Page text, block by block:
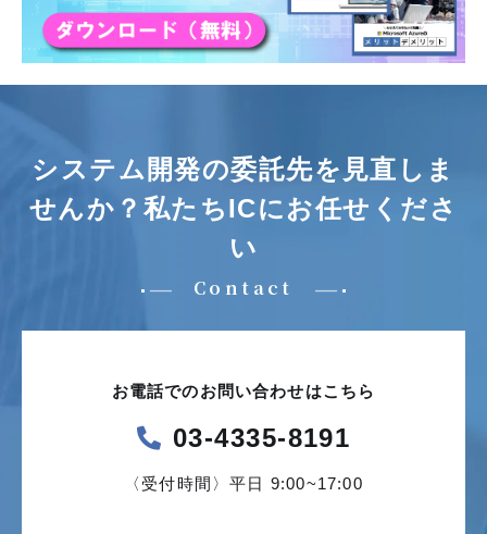
システム開発の委託先を見直しま
せんか？ 私たちICにお任せくださ
い
Contact
お電話でのお問い合わせはこちら
03-4335-8191
〈受付時間〉平日 9:00~17:00